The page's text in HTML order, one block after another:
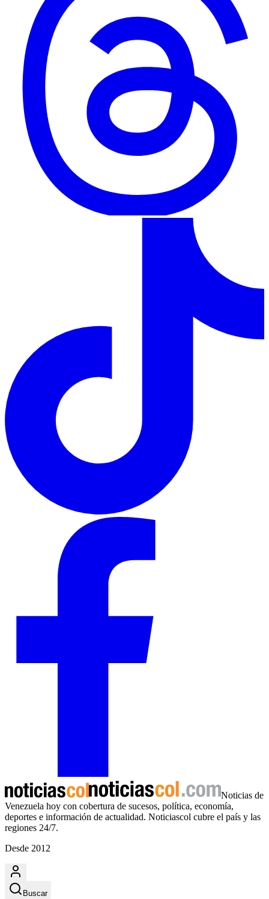
Noticias de
Venezuela hoy con cobertura de sucesos, política, economía,
deportes e información de actualidad. Noticiascol cubre el país y las
regiones 24/7.
Desde 2012
Buscar